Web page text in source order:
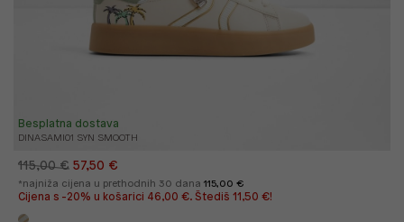
DINASAMI01 SYN SMOOTH
Besplatna dostava
115,00 € 57,50 €
*najniža cijena u prethodnih 30 dana 115,00 €
Cijena s -20% u košarici 46,00 €. Štediš 11,50 €!